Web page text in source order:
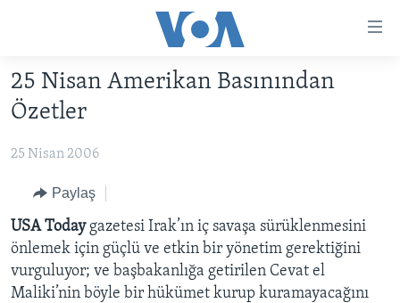
geç
Ana
geç
HABERLER
AMERİKA
ORTADOĞU
AVRUPA
ULUSLARARASI
SAĞLIK
AMERİKA'DA YAŞAM
UKRAYNA KRİZİ
YAPAY ZEKA
YORUMLAR
AMERIKA'YA ÖZEL
İNGİLİZCE DERSLERİ
25 Nisan Amerikan Basınından
Özetler
25 Nisan 2006
Paylaş
USA Todaygazetesi Irak’ın iç savaşa sürüklenmesini
önlemek için güçlü ve etkin bir yönetim gerektiğini
vurguluyor; ve başbakanlığa getirilen Cevat el
Maliki’nin böyle bir hükümet kurup kuramayacağını